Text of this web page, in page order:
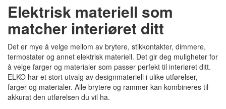
Elektrisk materiell som
matcher interiøret ditt
Det er mye å velge mellom av brytere, stikkontakter, dimmere,
termostater og annet elektrisk materiell. Det gir deg muligheter for
å velge farger og materialer som passer perfekt til interiøret ditt.
ELKO har et stort utvalg av designmateriell i ulike utførelser,
farger og materialer. Alle brytere og rammer kan kombineres til
akkurat den utførelsen du vil ha.